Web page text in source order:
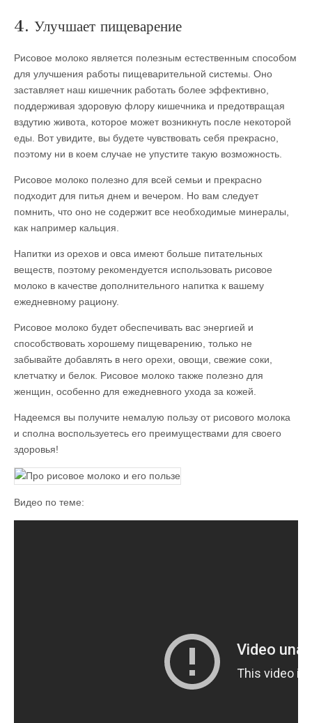
4. Улучшает пищеварение
Рисовое молоко является полезным естественным способом
для улучшения работы пищеварительной системы. Оно
заставляет наш кишечник работать более эффективно,
поддерживая здоровую флору кишечника и предотвращая
вздутию живота, которое может возникнуть после некоторой
еды. Вот увидите, вы будете чувствовать себя прекрасно,
поэтому ни в коем случае не упустите такую возможность.
Рисовое молоко полезно для всей семьи и прекрасно
подходит для питья днем и вечером. Но вам следует
помнить, что оно не содержит все необходимые минералы,
как например кальция.
Напитки из орехов и овса имеют больше питательных
веществ, поэтому рекомендуется использовать рисовое
молоко в качестве дополнительного напитка к вашему
ежедневному рациону.
Рисовое молоко будет обеспечивать вас энергией и
способствовать хорошему пищеварению, только не
забывайте добавлять в него орехи, овощи, свежие соки,
клетчатку и белок. Рисовое молоко также полезно для
женщин, особенно для ежедневного ухода за кожей.
Надеемся вы получите немалую пользу от рисового молока
и сполна воспользуетесь его преимуществами для своего
здоровья!
Видео по теме: